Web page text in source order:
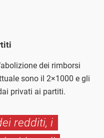
dei rimborsi
sono il 2×1000 e gli
privati ai partiti.
redditi, i